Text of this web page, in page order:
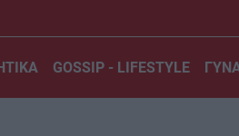
GOSSIP - LIFESTYLE